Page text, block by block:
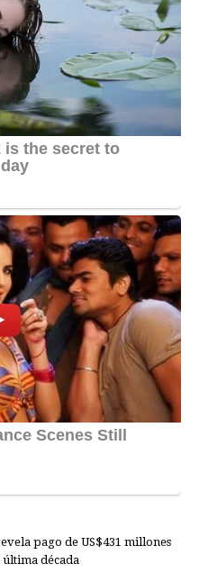
pago de US$431 millones
última década